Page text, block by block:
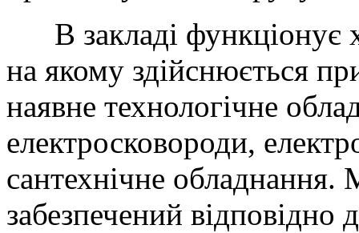
В закладі функціонує
на якому здійснюється
наявне технологічне
електросковороди,
сантехнічне
забезпечений відповідно